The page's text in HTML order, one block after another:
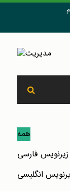
همه
زیرنویس فارسی
انگلیسی